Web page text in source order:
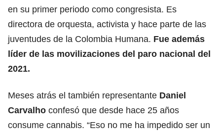
en su primer periodo como congresista. Es
directora de orquesta, activista y hace parte de las
juventudes de la Colombia Humana. Fue además
líder de las movilizaciones del paro nacional del
2021.
Meses atrás el también representante Daniel
Carvalho confesó que desde hace 25 años
consume cannabis. “Eso no me ha impedido ser un